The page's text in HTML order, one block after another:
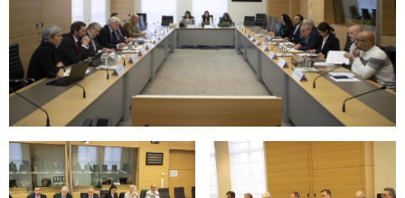
Open image in gallery